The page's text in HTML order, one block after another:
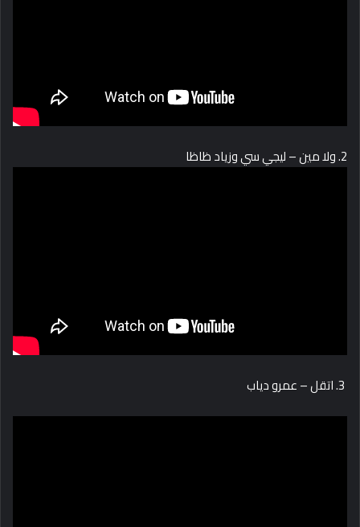
2. ولا مين – ليجي سي وزياد ظاظا